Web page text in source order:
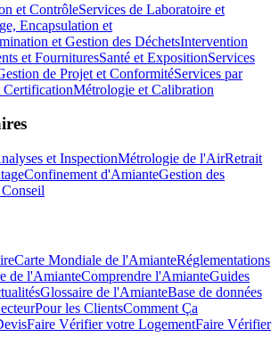
et ContrôleServices de Laboratoire et
Encapsulation et
et Gestion des DéchetsIntervention
et FournituresSanté et ExpositionServices
de Projet et ConformitéServices par
CertificationMétrologie et Calibration
et InspectionMétrologie de l'AirRetrait
Confinement d'AmianteGestion des
Carte Mondiale de l'AmianteRéglementations
de l'AmianteComprendre l'AmianteGuides
Glossaire de l'AmianteBase de données
Pour les ClientsComment Ça
Faire Vérifier votre LogementFaire Vérifier